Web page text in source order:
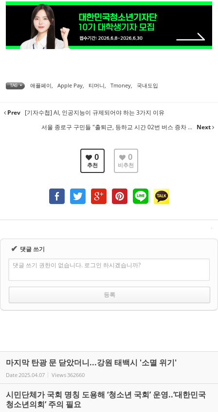
TAG • 애플페이 Apple Pay 티머니 Tmoney 국내도입
Prev [기자수첩] AI, 인공지능이 규제되어야 하는 3가지 이유
서울 종로구 구민들 "출퇴근, 등하교 시간 02번 버스 증차 ... Next
0
추천
0
비추천
✔ 댓글 쓰기
댓글 쓰기 권한이 없습니다. 로그인 하시겠습니까?
마지막 탄광 문 닫았더니...강원 태백시 '소멸 위기'
Date 2025.04.07 Views 362660
시민단체가 국회 명칭 도용해 ‘청소년 국회’ 운영..‘대한민국
청소년의회’ 주의 필요